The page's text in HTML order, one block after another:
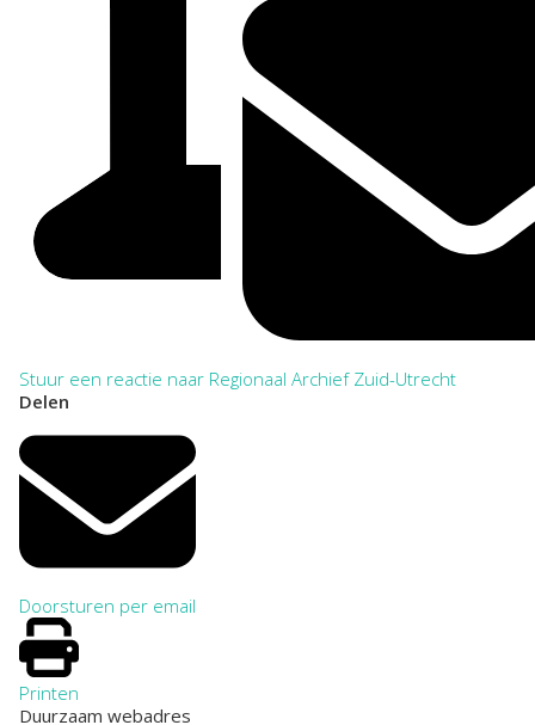
Stuur een reactie naar Regionaal Archief Zuid-Utrecht
Delen
Doorsturen per email
Printen
Duurzaam webadres